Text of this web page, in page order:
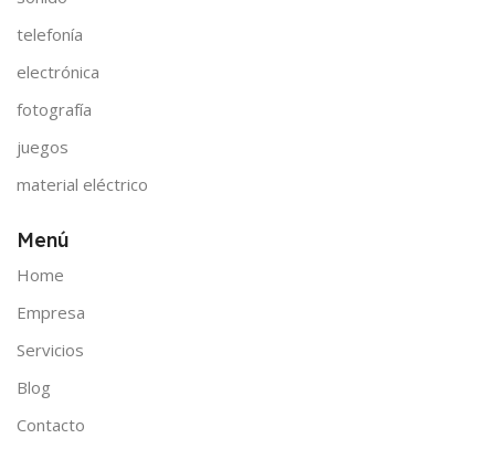
telefonía
electrónica
fotografía
juegos
material eléctrico
Menú
Home
Empresa
Servicios
Blog
Contacto